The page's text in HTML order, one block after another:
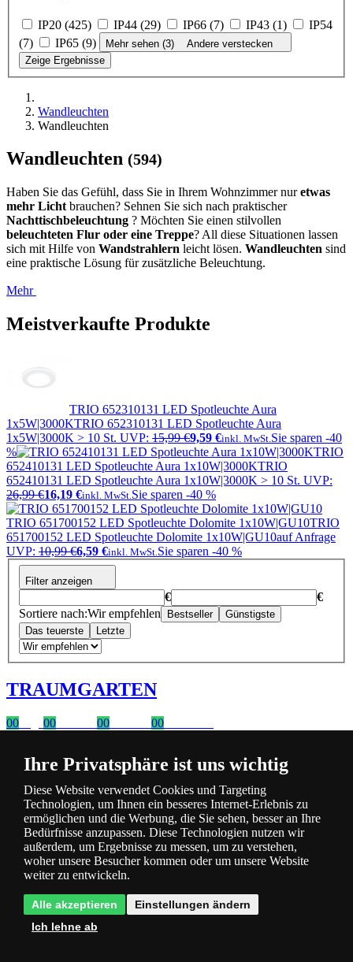
IP20 (425) IP44 (29) IP66 (7) IP43 (1)
IP54
(7)
IP65 (9) Mehr sehen (3)
Andere verstecken
Zeige Ergebnisse
Wandleuchten
Wandleuchten
Wandleuchten (594)
Haben Sie das Gefühl, dass Sie in Ihrem Wohnzimmer nuretwas
mehr Licht brauchen? Sehnen Sie sich nach praktischer
Nachttischbeleuchtung ? Möchten Sie einen stilvollen
beleuchteten Flur oder eine Treppe? All diese Situationen lassen
sich mit Hilfe von Wandstrahlern leicht lösen. Wandleuchten sind
eine praktische Lösung für zusätzliche Beleuchtung.
Mehr
Meistverkaufte Produkte
TRIO 652310131 LED Spotleuchte Aura
1x5W|3000KTRIO 652310131 LED Spotleuchte Aura
1x5W|3000K > 10 St. UVP: 15,99 €9,59 €inkl. MwSt.Sie sparen -40
%
TRIO
652410131 LED Spotleuchte Aura 1x10W|3000KTRIO
652410131 LED Spotleuchte Aura 1x10W|3000K > 10 St. UVP:
26,99 €16,19 €inkl. MwSt.Sie sparen -40 %
TRIO 651700152 LED Spotleuchte Dolomite 1x10W|GU10TRIO
651700152 LED Spotleuchte Dolomite 1x10W|GU10auf Anfrage
UVP: 10,99 €6,59 €inkl. MwSt.Sie sparen -40 %
Filter anzeigen
€
€
Sortiere nach:Wir empfehlen Bestseller
Günstigste
Das teuerste
Letzte
TRAUMGARTEN
00 00 00 00
mit dem Code: VIP20DE
Mit Rabatt einkaufen
Ihre Privatsphäre ist uns wichtig
Diese Website verwendet Cookies und Targeting
Technologien, um Ihnen ein besseres Internet-Erlebnis zu
ermöglichen und die Werbung, die Sie sehen, besser an Ihre
Bedürfnisse anzupassen. Diese Technologien nutzen wir
außerdem, um Ergebnisse zu messen, um zu verstehen,
woher unsere Besucher kommen oder um unsere Website
weiter zu entwickeln.
Alle akzeptieren
Einstellungen ändern
Ich lehne ab